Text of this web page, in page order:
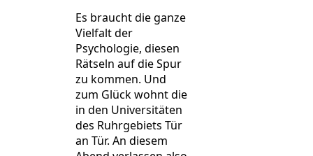
Es braucht die ganze
Vielfalt der
Psychologie, diesen
Rätseln auf die Spur
zu kommen. Und
zum Glück wohnt die
in den Universitäten
des Ruhrgebiets Tür
an Tür. An diesem